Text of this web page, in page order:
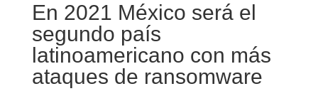
En 2021 México será el
segundo país
latinoamericano con más
ataques de ransomware